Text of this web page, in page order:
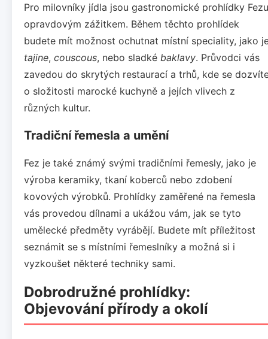
Pro milovníky jídla jsou gastronomické prohlídky Fezu
opravdovým zážitkem. Během těchto prohlídek
budete mít možnost ochutnat místní speciality, jako
tajine, couscous, nebo sladké baklavy. Průvodci vás
zavedou do skrytých restaurací a trhů, kde se
o složitosti marocké kuchyně a jejích vlivech z
různých kultur.
Tradiční řemesla a umění
Fez je také známý svými tradičními řemesly, jako je
výroba keramiky, tkaní koberců nebo zdobení
kovových výrobků. Prohlídky zaměřené na řemesla
vás provedou dílnami a ukážou vám, jak se tyto
umělecké předměty vyrábějí. Budete mít příležitost
seznámit se s místními řemeslníky a možná si i
vyzkoušet některé techniky sami.
Dobrodružné prohlídky:
Objevování přírody a okolí